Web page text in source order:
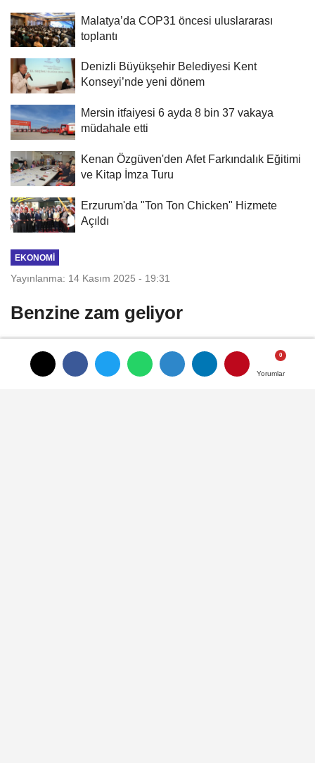
Yorumlar
Malatya’da COP31 öncesi uluslararası
toplantı
Denizli Büyükşehir Belediyesi Kent
Konseyi’nde yeni dönem
Mersin itfaiyesi 6 ayda 8 bin 37 vakaya
müdahale etti
Kenan Özgüven'den Afet Farkındalık Eğitimi
ve Kitap İmza Turu
Erzurum'da "Ton Ton Chicken" Hizmete
Açıldı
EKONOMI
Yayınlanma: 14 Kasım 2025 - 19:31
Benzine zam geliyor
Benzin fiyatlarına 14 Kasım'ı 15 Kasım
Cumartesi'ye bağlayan yarısından itibaren
Yorumlar